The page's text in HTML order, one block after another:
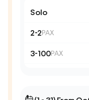
Solo
2-2PAX
3-100PAX